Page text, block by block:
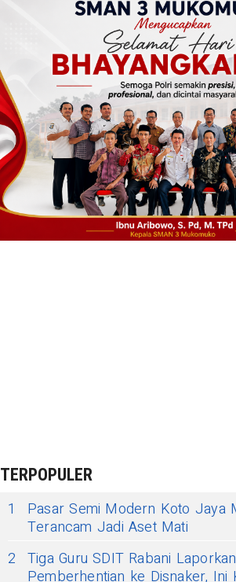
TERPOPULER
1
Pasar Semi Modern Koto Jaya
Terancam Jadi Aset Mati
2 Tiga Guru SDIT Rabani
Pemberhentian ke Disnaker, Ini